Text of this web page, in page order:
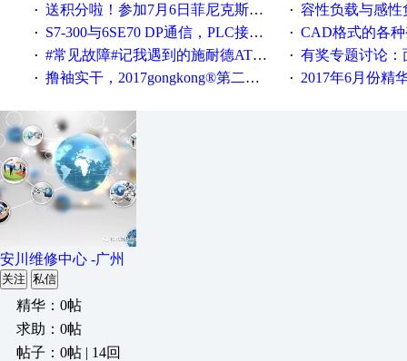
· 送积分啦！参加7月6日菲尼克斯在线研讨会即得 · 容性负载与感性负
· S7-300与6SE70 DP通信，PLC接收到数据不稳定 · CAD格式的各
· #常见故障#记我遇到的施耐德ATV12变频器故障 · 有奖专题讨论：面对低压变
· 撸袖实干，2017gongkong®第二届智造工程师节正式起航！ · 2017年6月份精
安川维修中心 -广州
关注 私信
精华：0帖
求助：0帖
帖子：0帖 | 14回